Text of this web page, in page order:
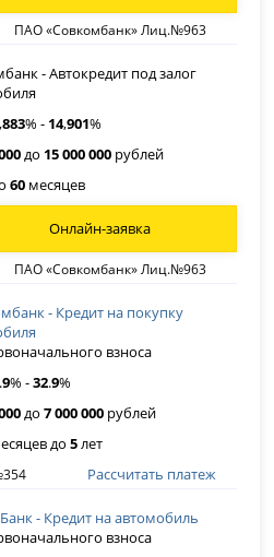
ПАО «Совкомбанк» Лиц.№963
- Автокредит под залог
,883% - 14,901%
до 15 000 000 рублей
60 месяцев
ПАО «Совкомбанк» Лиц.№963
Онлайн-заявка
- Кредит на покупку
взноса
.9% -32.9%
до7 000 000 рублей
до5лет
Рассчитать платеж
- Кредит на автомобиль
взноса